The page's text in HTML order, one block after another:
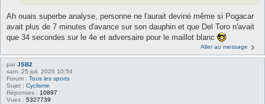
Ah ouais superbe analyse, personne ne l'aurait deviné même si Pogacar
avait plus de 7 minutes d'avance sur son dauphin et que Del Toro n'avait
que 34 secondes sur le 4e et adversaire pour le maillot blanc
Aller au message
par JSB2
sam. 25 juil. 2026 10:54
Forum : Tous les sports
Sujet : Cyclisme
Réponses : 10897
Vues : 5327739